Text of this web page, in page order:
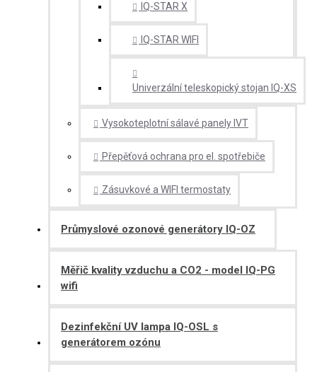
IQ-STAR X
IQ-STAR WIFI
Univerzální teleskopický stojan IQ-XS
Vysokoteplotní sálavé panely IVT
Přepěťová ochrana pro el. spotřebiče
Zásuvkové a WIFI termostaty
Průmyslové ozonové generátory IQ-OZ
Měřič kvality vzduchu a CO2 - model IQ-PG
wifi
Dezinfekční UV lampa IQ-OSL s
generátorem ozónu